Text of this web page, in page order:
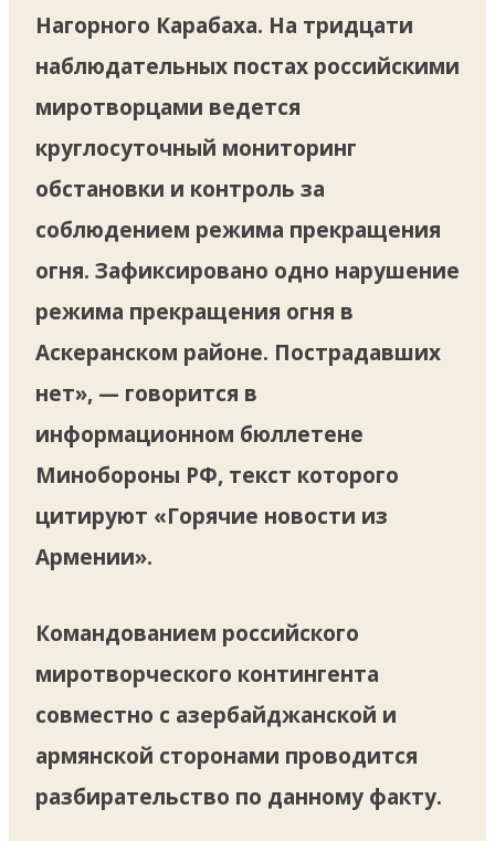
Нагорного Карабаха. На тридцати
наблюдательных постах российскими
миротворцами ведется
круглосуточный мониторинг
обстановки и контроль за
соблюдением режима прекращения
огня. Зафиксировано одно нарушение
режима прекращения огня в
Аскеранском районе. Пострадавших
нет», — говорится в
информационном бюллетене
Минобороны РФ, текст которого
цитируют «Горячие новости из
Армении».
Командованием российского
миротворческого контингента
совместно с азербайджанской и
армянской сторонами проводится
разбирательство по данному факту.